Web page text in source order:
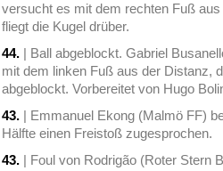
versucht es mit dem rechten Fuß
fliegt die Kugel drüber.
44. | Ball abgeblockt. Gabriel
mit dem linken Fuß aus der Distanz,
abgeblockt. Vorbereitet von Hugo
43. | Emmanuel Ekong (Malmö FF)
Hälfte einen Freistoß zugesprochen.
43. | Foul von Rodrigão (Roter Stern